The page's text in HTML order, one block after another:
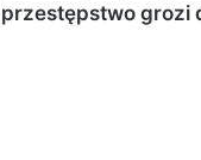
przestępstwo